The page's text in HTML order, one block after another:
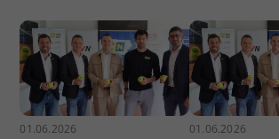
01.06.2026 01.06.2026